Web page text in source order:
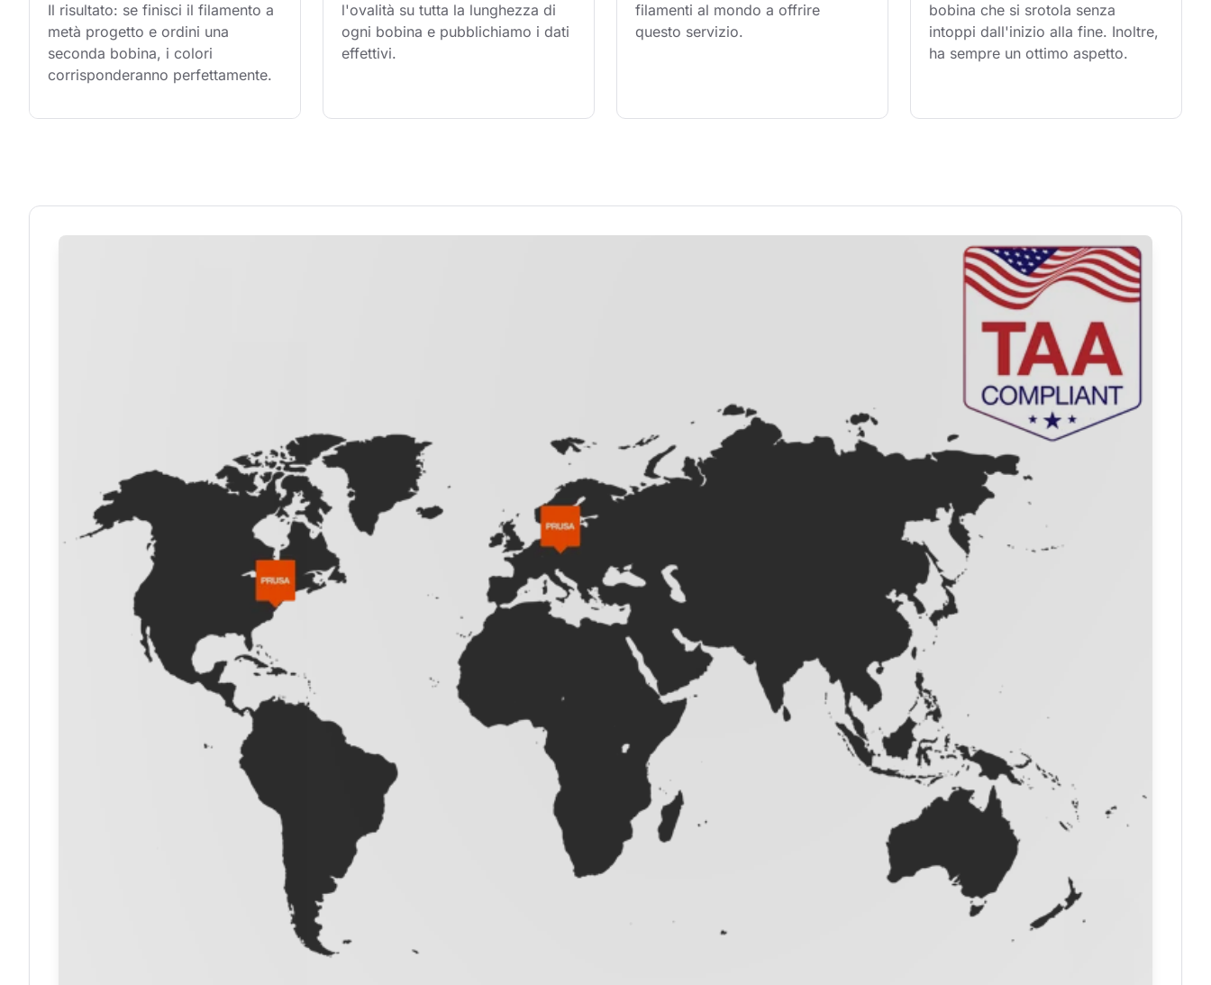
Il risultato: se finisci il filamento a
metà progetto e ordini una
seconda bobina, i colori
corrisponderanno perfettamente.
l'ovalità su tutta la lunghezza di
ogni bobina e pubblichiamo i dati
effettivi.
filamenti al mondo a offrire
questo servizio.
bobina che si srotola senza
intoppi dall'inizio alla fine. Inoltre,
ha sempre un ottimo aspetto.